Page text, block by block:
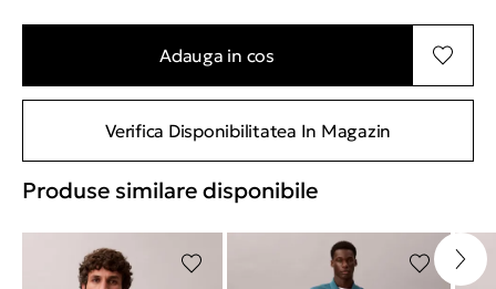
Adauga in cos
Verifica Disponibilitatea In Magazin
Produse similare disponibile